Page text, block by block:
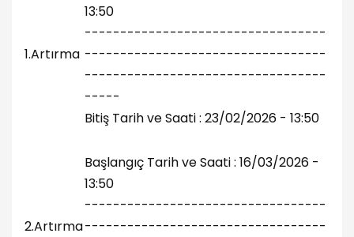
1.Artırma
13:50
----------------------------------
----------------------------------
----------------------------------
-----
Bitiş Tarih ve Saati : 23/02/2026 - 13:50
2.Artırma
Başlangıç Tarih ve Saati : 16/03/2026 -
13:50
----------------------------------
----------------------------------